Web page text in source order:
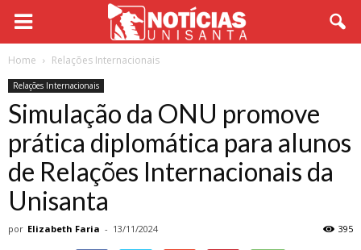
Home Relações Internacionais
Relações Internacionais
Simulação da ONU promove
prática diplomática para alunos
de Relações Internacionais da
Unisanta
por Elizabeth Faria - 13/11/2024 395